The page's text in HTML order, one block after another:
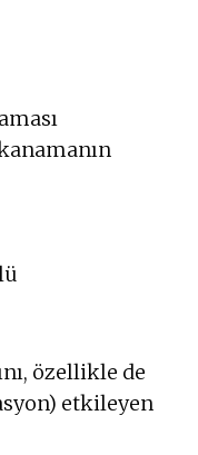
özellikle de
etkileyen